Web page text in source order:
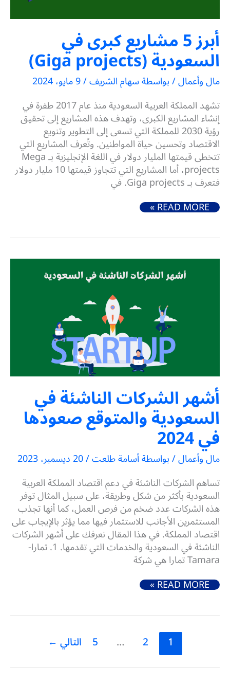
أبرز 5 مشاريع كبرى في
السعودية (Giga projects)
مال وأعمال/ بواسطةسهام الشريف/9 مايو، 2024
تشهد المملكة العربية السعودية منذ عام 2017 طفرة في
إنشاء المشاريع الكبرى، وتهدف هذه المشاريع إلى تحقيق
رؤية 2030 للمملكة التي تسعى إلى التطوير وتنويع
الاقتصاد وتحسين حياة المواطنين. وتُعرف المشاريع التي
تتخطى قيمتها المليار دولار في اللغة الإنجليزية بـ Mega
projects، أما المشاريع التي تتجاوز قيمتها 10 مليار دولار
فتعرف بـ Giga projects. في
أبرز 5 مشاريع كبرى في السعودية (GIGA PROJECTS)
READ MORE »
أشهر الشركات الناشئة في
السعودية والمتوقع صعودها
في 2024
مال وأعمال/ بواسطةأسامة طلعت/20 ديسمبر، 2023
تساهم الشركات الناشئة في دعم اقتصاد المملكة العربية
السعودية بأكثر من شكل وطريقة، على سبيل المثال توفر
هذه الشركات عدد ضخم من فرص العمل، كما أنها تجذب
المستثمرين الأجانب للاستثمار فيها مما يؤثر بالإيجاب على
اقتصاد المملكة. في هذا المقال نعرفك على أشهر الشركات
الناشئة في السعودية والخدمات التي تقدمها. 1. تمارا-
Tamara تمارا هي شركة
أشهر الشركات الناشئة في السعودية والمتوقع صعودها في 2024
READ MORE »
1
2
…
5 التالي ←